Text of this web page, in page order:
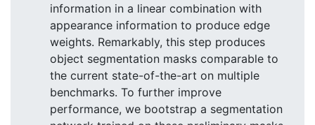
information in a linear combination with
appearance information to produce edge
weights. Remarkably, this step produces
object segmentation masks comparable to
the current state-of-the-art on multiple
benchmarks. To further improve
performance, we bootstrap a segmentation